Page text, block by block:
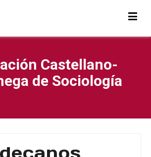
Castellano-
de Sociología